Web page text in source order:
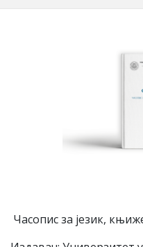
Часопис за језик,